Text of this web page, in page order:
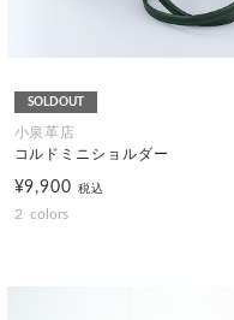
SOLDOUT
小泉革店
コルドミニショルダー
¥9,900税込
2 colors